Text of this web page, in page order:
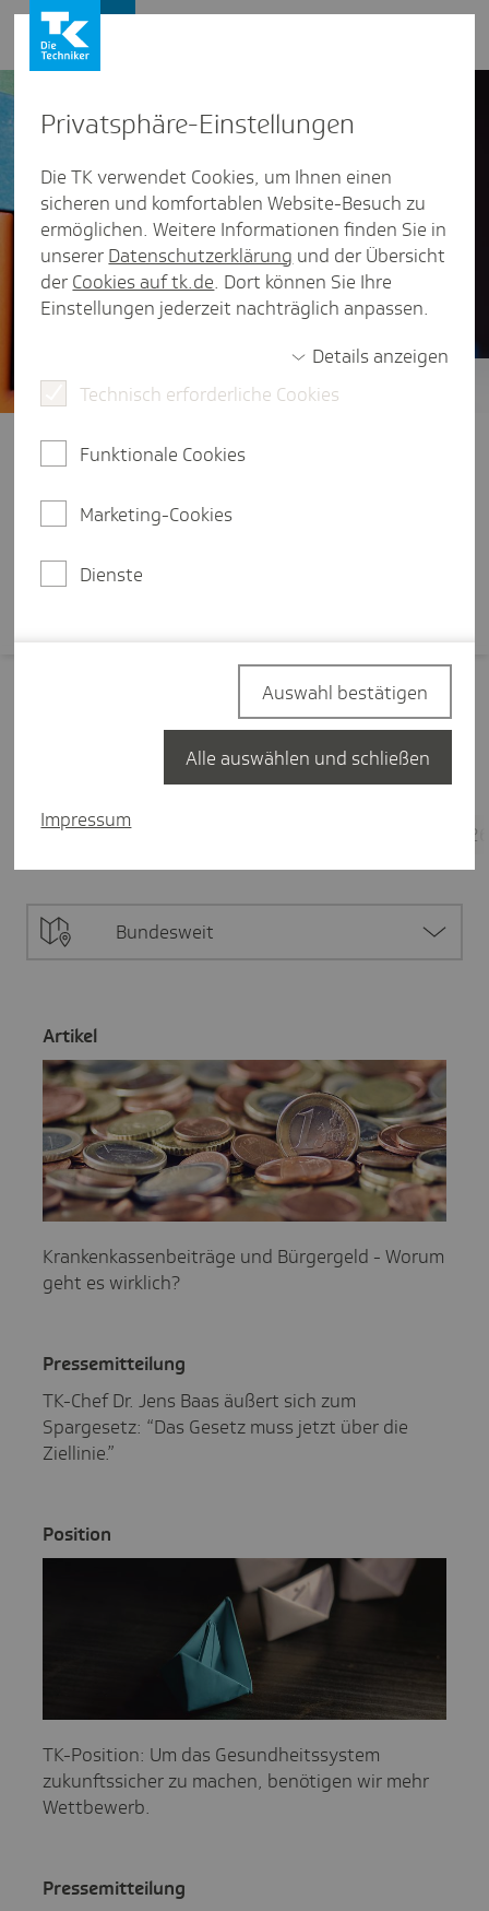
Gesundheit zukunftssicher
Zukunft der GKV-Finanzen
Mehr erfahren
Filter zurücksetzen
29
Alle Inhalte 26
Bundesweit
Artikel
Krankenkassenbeiträge und Bürgergeld - Worum
geht es wirklich?
Pres­se­mit­tei­lung
TK-Chef Dr. Jens Baas äußert sich zum
Spargesetz: “Das Gesetz muss jetzt über die
Ziellinie.”
Posi­tion
TK-Posi­tion: Um das Gesundheitssystem
zukunftssicher zu machen, benötigen wir mehr
Wettbewerb.
Pres­se­mit­tei­lung
Privat­sphäre-Einstel­lungen
Die TK verwendet Cookies, um Ihnen einen
sicheren und komfortablen Website-Besuch zu
ermöglichen. Weitere Informationen finden Sie in
unserer Datenschutzerklärung und der Übersicht
der Cookies auf tk.de. Dort können Sie Ihre
Einstellungen jederzeit nachträglich anpassen.
Details anzeigen
Technisch erforderliche Cookies
Funktionale Cookies
Marketing-Cookies
Dienste
Impressum
Auswahl bestätigen
Alle auswählen und schließen